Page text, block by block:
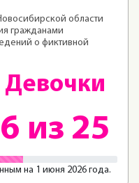
области
гражданами
о фиктивной
Девочки
6 из 25
на 1 июня 2026 года.